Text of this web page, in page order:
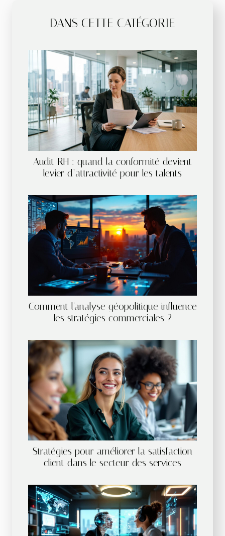
DANS CETTE CATÉGORIE
Audit RH : quand la conformité devient
levier d’attractivité pour les talents
Comment l'analyse géopolitique influence
les stratégies commerciales ?
Stratégies pour améliorer la satisfaction
client dans le secteur des services